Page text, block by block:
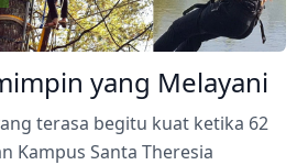
yang Melayani
terasa begitu kuat ketika 62
Kampus Santa Theresia